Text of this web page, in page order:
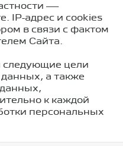
—
IP-адрес и cookies
в связи с фактом
Сайта.
следующие цели
а также
к каждой
персональных